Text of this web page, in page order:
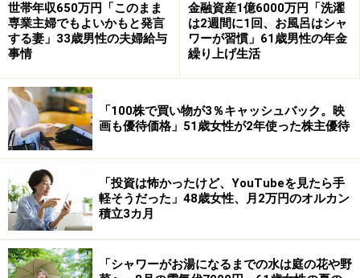
年から
2022年から積立投資を続けてきたという今回の投稿者。
投資額はeMAXIS Slim 米国株式（S&P500）で「月1万円
からスタート。そこから徐々に入金力を高めて現在は
（夫婦で）月30万円」を積み立てているとのこと。
また2023年からはeMAXIS Slim 全世界株式（除く日本）
で「月2万4000円」の積み立ても開始。こちらも設定金
額を「2025年から月4万円」に増やしたといいます。
世帯年収650万円「このまま
専業主婦でもよいかもと発言
する妻」33歳男性の夫婦給与
事情
金融資産1億6000万円「洗濯
は2週間に1回、お風呂はシャ
ワーが習慣」61歳男性の年金
繰り上げ生活
「100株で買い物が3％キャッシュバック。映
画も優待価格」51歳女性が2年使った株主優待
「投資は怖かったけど、YouTubeを見たら手
軽そうだった」48歳女性、月2万円のオルカン
積立3カ月
「シャワーがお湯になるまでの水は庭の花や野